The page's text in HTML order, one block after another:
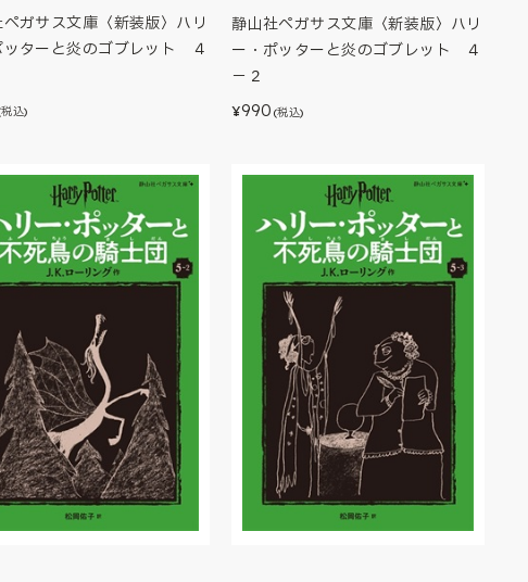
ガサス文庫〈新装版〉ハリ
ッターと炎のゴブレット ４
込)
静山社ペガサス文庫〈新装版〉ハリ
ー・ポッターと炎のゴブレット ４
－２
¥990 (税込)